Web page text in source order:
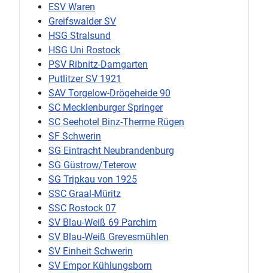
ESV Waren
Greifswalder SV
HSG Stralsund
HSG Uni Rostock
PSV Ribnitz-Damgarten
Putlitzer SV 1921
SAV Torgelow-Drögeheide 90
SC Mecklenburger Springer
SC Seehotel Binz-Therme Rügen
SF Schwerin
SG Eintracht Neubrandenburg
SG Güstrow/Teterow
SG Tripkau von 1925
SSC Graal-Müritz
SSC Rostock 07
SV Blau-Weiß 69 Parchim
SV Blau-Weiß Grevesmühlen
SV Einheit Schwerin
SV Empor Kühlungsborn